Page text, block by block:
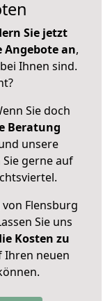
Sie jetzt
an,
Ihnen sind.
Sie doch
Beratung
unsere
gerne auf
Flensburg
Sie uns
Kosten zu
Ihren neuen